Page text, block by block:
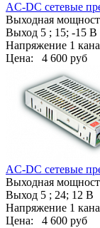
AC-DC сетевые
Выходная
Выход 5 ; 15; -15 В
Напряжение 1
Цена: 4 600 руб
AC-DC сетевые
Выходная
Выход 5 ; 24; 12 В
Напряжение 1
Цена: 4 600 руб